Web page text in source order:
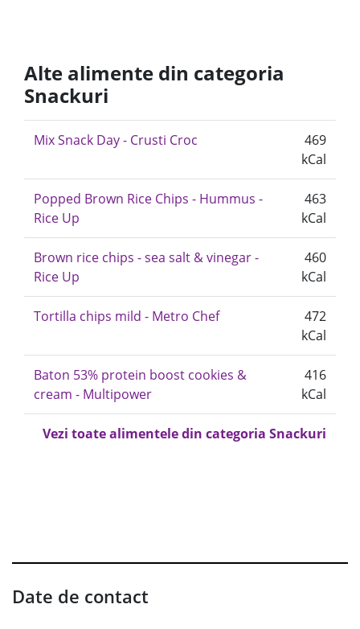
Alte alimente din categoria
Snackuri
Mix Snack Day - Crusti Croc
469
kCal
Popped Brown Rice Chips - Hummus -
Rice Up
463
kCal
Brown rice chips - sea salt & vinegar -
Rice Up
460
kCal
Tortilla chips mild - Metro Chef
472
kCal
Baton 53% protein boost cookies &
cream - Multipower
416
kCal
Vezi toate alimentele din categoria Snackuri
Date de contact